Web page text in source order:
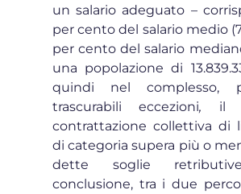
un salario adeguato –
per cento del salario medio
per cento del salario
una popolazione di
quindi nel complesso,
trascurabili eccezioni, il
contrattazione collettiva di
di categoria supera più o
dette soglie
conclusione, tra i due